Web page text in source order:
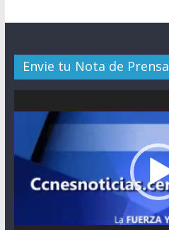
Envie tu Nota de Prensa
de